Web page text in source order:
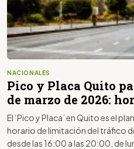
NACIONALES
Pico y Placa Quito
de marzo de 2026:
El ‘Pico y Placa’ en Quito es el
horario de limitación del tráfico
desde las 16:00 a las 20:00, de